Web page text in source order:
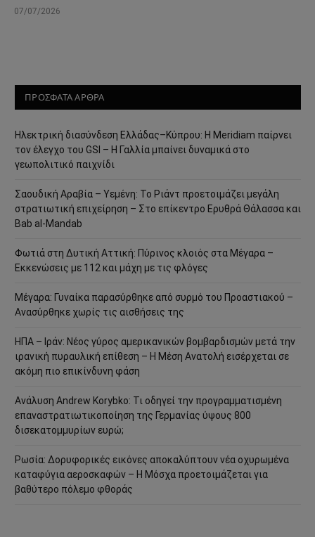
07/07/2026
ΠΡΟΣΦΑΤΑ ΑΡΘΡΑ
Ηλεκτρική διασύνδεση Ελλάδας–Κύπρου: Η Meridiam παίρνει
τον έλεγχο του GSI – Η Γαλλία μπαίνει δυναμικά στο
γεωπολιτικό παιχνίδι
Σαουδική Αραβία – Υεμένη: Το Ριάντ προετοιμάζει μεγάλη
στρατιωτική επιχείρηση – Στο επίκεντρο Ερυθρά Θάλασσα και
Bab al-Mandab
Φωτιά στη Δυτική Αττική: Πύρινος κλοιός στα Μέγαρα –
Εκκενώσεις με 112 και μάχη με τις φλόγες
Μέγαρα: Γυναίκα παρασύρθηκε από συρμό του Προαστιακού –
Ανασύρθηκε χωρίς τις αισθήσεις της
ΗΠΑ – Ιράν: Νέος γύρος αμερικανικών βομβαρδισμών μετά την
ιρανική πυραυλική επίθεση – Η Μέση Ανατολή εισέρχεται σε
ακόμη πιο επικίνδυνη φάση
Ανάλυση Andrew Korybko: Τι οδηγεί την προγραμματισμένη
επαναστρατιωτικοποίηση της Γερμανίας ύψους 800
δισεκατομμυρίων ευρώ;
Ρωσία: Δορυφορικές εικόνες αποκαλύπτουν νέα οχυρωμένα
καταφύγια αεροσκαφών – Η Μόσχα προετοιμάζεται για
βαθύτερο πόλεμο φθοράς